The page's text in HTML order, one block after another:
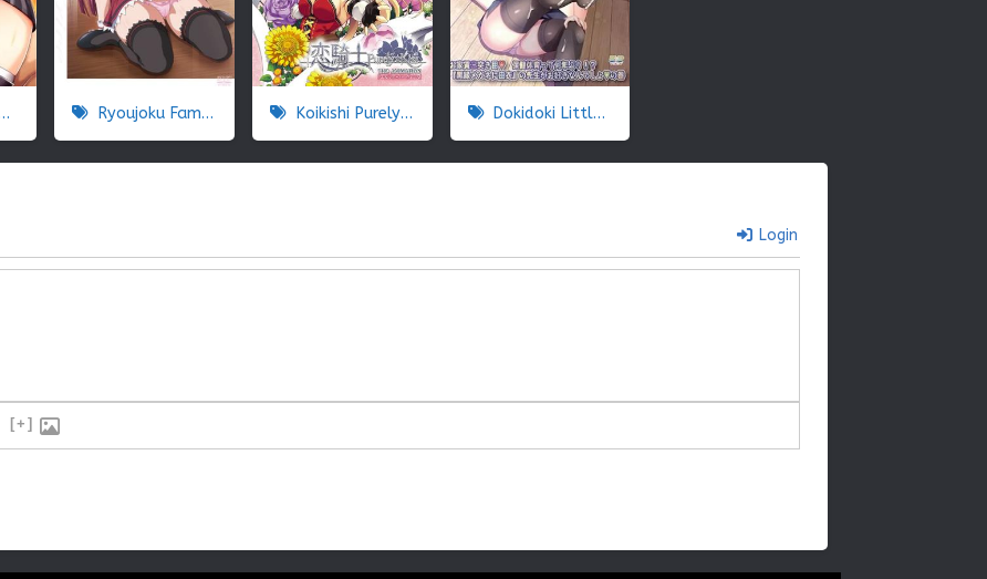
Ryoujoku Famiresu Choukyou Menu Koikishi Purely Kiss The Animation Dokidoki Little Ooyasan
Login
[+]